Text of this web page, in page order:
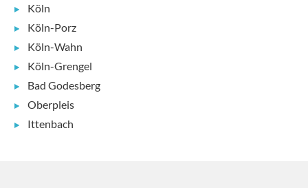
Köln
Köln-Porz
Köln-Wahn
Köln-Grengel
Bad Godesberg
Oberpleis
Ittenbach